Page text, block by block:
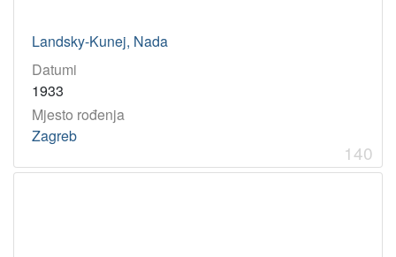
Landsky-Kunej, Nada
Datumi
1933
Mjesto rođenja
Zagreb
140